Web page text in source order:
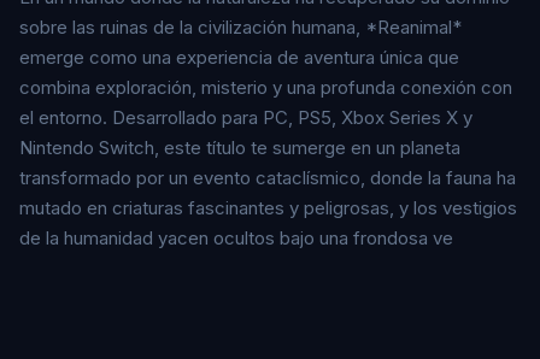
sobre las ruinas de la civilización humana, *Reanimal*
emerge como una experiencia de aventura única que
combina exploración, misterio y una profunda conexión con
el entorno. Desarrollado para PC, PS5, Xbox Series X y
Nintendo Switch, este título te sumerge en un planeta
transformado por un evento cataclísmico, donde la fauna ha
mutado en criaturas fascinantes y peligrosas, y los vestigios
de la humanidad yacen ocultos bajo una frondosa ve